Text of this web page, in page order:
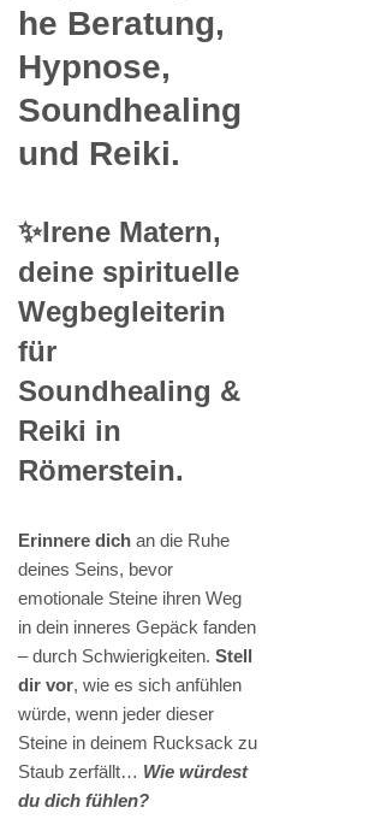
he Beratung,
Hypnose,
Soundhealing
und Reiki.
✨Irene Matern,
deine spirituelle
Wegbegleiterin
für
Soundhealing &
Reiki in
Römerstein.
Erinnere dich an die Ruhe
deines Seins, bevor
emotionale Steine ihren Weg
in dein inneres Gepäck fanden
– durch Schwierigkeiten. Stell
dir vor, wie es sich anfühlen
würde, wenn jeder dieser
Steine in deinem Rucksack zu
Staub zerfällt… Wie würdest
du dich fühlen?